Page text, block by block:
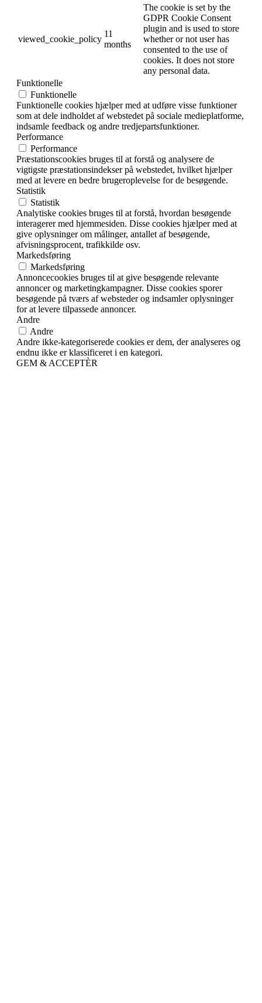
viewed_cookie_policy
11
months
The cookie is set by the
GDPR Cookie Consent
plugin and is used to store
whether or not user has
consented to the use of
cookies. It does not store
any personal data.
Funktionelle
Funktionelle
Funktionelle cookies hjælper med at udføre visse funktioner
som at dele indholdet af webstedet på sociale medieplatforme,
indsamle feedback og andre tredjepartsfunktioner.
Performance
Performance
Præstationscookies bruges til at forstå og analysere de
vigtigste præstationsindekser på webstedet, hvilket hjælper
med at levere en bedre brugeroplevelse for de besøgende.
Statistik
Statistik
Analytiske cookies bruges til at forstå, hvordan besøgende
interagerer med hjemmesiden. Disse cookies hjælper med at
give oplysninger om målinger, antallet af besøgende,
afvisningsprocent, trafikkilde osv.
Markedsføring
Markedsføring
Annoncecookies bruges til at give besøgende relevante
annoncer og marketingkampagner. Disse cookies sporer
besøgende på tværs af websteder og indsamler oplysninger
for at levere tilpassede annoncer.
Andre
Andre
Andre ikke-kategoriserede cookies er dem, der analyseres og
endnu ikke er klassificeret i en kategori.
GEM & ACCEPTÈR